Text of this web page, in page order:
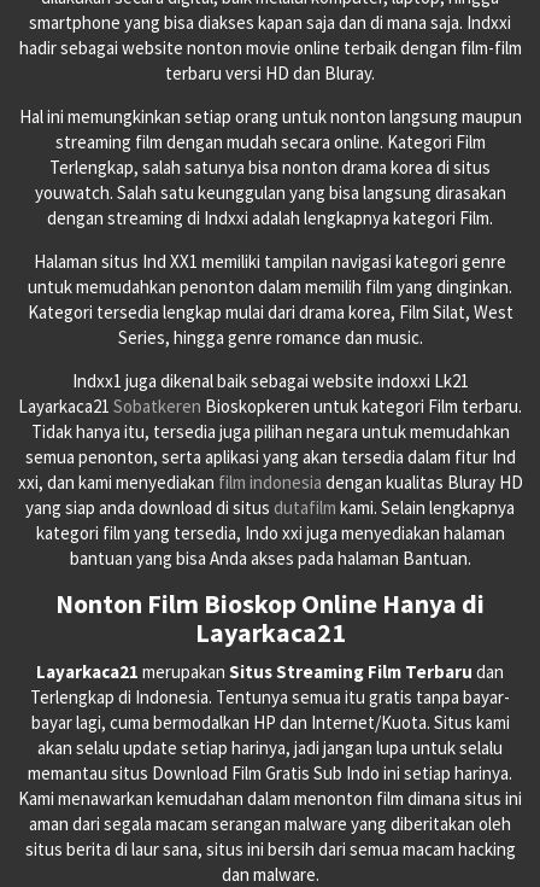
smartphone yang bisa diakses kapan saja dan di mana saja. Indxxi
hadir sebagai website nonton movie online terbaik dengan film-film
terbaru versi HD dan Bluray.
Hal ini memungkinkan setiap orang untuk nonton langsung maupun
streaming film dengan mudah secara online. Kategori Film
Terlengkap, salah satunya bisa nonton drama korea di situs
youwatch. Salah satu keunggulan yang bisa langsung dirasakan
dengan streaming di Indxxi adalah lengkapnya kategori Film.
Halaman situs Ind XX1 memiliki tampilan navigasi kategori genre
untuk memudahkan penonton dalam memilih film yang dinginkan.
Kategori tersedia lengkap mulai dari drama korea, Film Silat, West
Series, hingga genre romance dan music.
Indxx1 juga dikenal baik sebagai website indoxxi Lk21
Layarkaca21 Sobatkeren Bioskopkeren untuk kategori Film terbaru.
Tidak hanya itu, tersedia juga pilihan negara untuk memudahkan
semua penonton, serta aplikasi yang akan tersedia dalam fitur Ind
xxi, dan kami menyediakan film indonesia dengan kualitas Bluray HD
yang siap anda download di situs dutafilm kami. Selain lengkapnya
kategori film yang tersedia, Indo xxi juga menyediakan halaman
bantuan yang bisa Anda akses pada halaman Bantuan.
Nonton Film Bioskop Online Hanya di
Layarkaca21
Layarkaca21 merupakan Situs Streaming Film Terbaru dan
Terlengkap di Indonesia. Tentunya semua itu gratis tanpa bayar-
bayar lagi, cuma bermodalkan HP dan Internet/Kuota. Situs kami
akan selalu update setiap harinya, jadi jangan lupa untuk selalu
memantau situs Download Film Gratis Sub Indo ini setiap harinya.
Kami menawarkan kemudahan dalam menonton film dimana situs ini
aman dari segala macam serangan malware yang diberitakan oleh
situs berita di laur sana, situs ini bersih dari semua macam hacking
dan malware.